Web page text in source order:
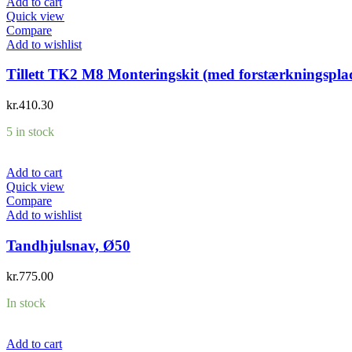
Quick view
Compare
Add to wishlist
Tillett TK2 M8 Monteringskit (med
kr.410.30
5 in stock
Add to cart
Quick view
Compare
Add to wishlist
Tandhjulsnav, Ø50
kr.775.00
In stock
Add to cart